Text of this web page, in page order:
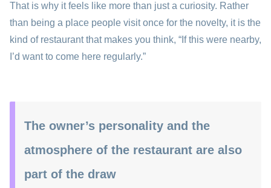
That is why it feels like more than just a curiosity. Rather
than being a place people visit once for the novelty, it is the
kind of restaurant that makes you think, “If this were nearby,
I’d want to come here regularly.”
The owner’s personality and the
atmosphere of the restaurant are also
part of the draw